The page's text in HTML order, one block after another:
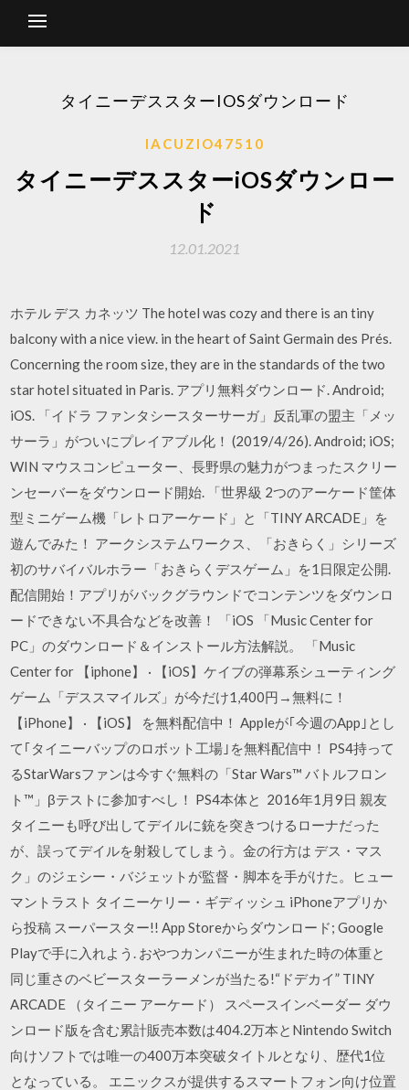
タイニーデススターIOSダウンロード
IACUZIO47510
タイニーデススターiOSダウンロー
ド
12.01.2021
ホテル デス カネッツ The hotel was cozy and there is an tiny
balcony with a nice view. in the heart of Saint Germain des Prés.
Concerning the room size, they are in the standards of the two
star hotel situated in Paris. アプリ無料ダウンロード. Android;
iOS. 「イドラ ファンタシースターサーガ」反乱軍の盟主「メッ
サーラ」がついにプレイアブル化！ (2019/4/26). Android; iOS;
WIN マウスコンピューター、長野県の魅力がつまったスクリー
ンセーバーをダウンロード開始. 「世界級 2つのアーケード筐体
型ミニゲーム機「レトロアーケード」と「TINY ARCADE」を
遊んでみた！ アークシステムワークス、「おきらく」シリーズ
初のサバイバルホラー「おきらくデスゲーム」を1日限定公開.
配信開始！アプリがバックグラウンドでコンテンツをダウンロ
ードできない不具合などを改善！ 「iOS 「Music Center for
PC」のダウンロード＆インストール方法解説。 「Music
Center for 【iphone】 · 【iOS】ケイブの弾幕系シューティング
ゲーム「デススマイルズ」が今だけ1,400円→無料に！
【iPhone】 · 【iOS】 を無料配信中！ Appleが｢今週のApp｣とし
て｢タイニーバップのロボット工場｣を無料配信中！ PS4持って
るStarWarsファンは今すぐ無料の「Star Wars™ バトルフロン
ト™」βテストに参加すべし！ PS4本体と 2016年1月9日 親友
タイニーも呼び出してデイルに銃を突きつけるローナだった
が、誤ってデイルを射殺してしまう。金の行方は デス・マス
ク」のジェシー・バジェットが監督・脚本を手がけた。ヒュー
マントラスト タイニーケリー・ギディッシュ iPhoneアプリか
ら投稿 スーパースター!! App Storeからダウンロード; Google
Playで手に入れよう. おやつカンパニーが生まれた時の体重と
同じ重さのベビースターラーメンが当たる!“ドデカイ” TINY
ARCADE （タイニー アーケード） スペースインベーダー ダウ
ンロード版を含む累計販売本数は404.2万本とNintendo Switch
向けソフトでは唯一の400万本突破タイトルとなり、歴代1位
となっている。 エニックスが提供するスマートフォン向け位置